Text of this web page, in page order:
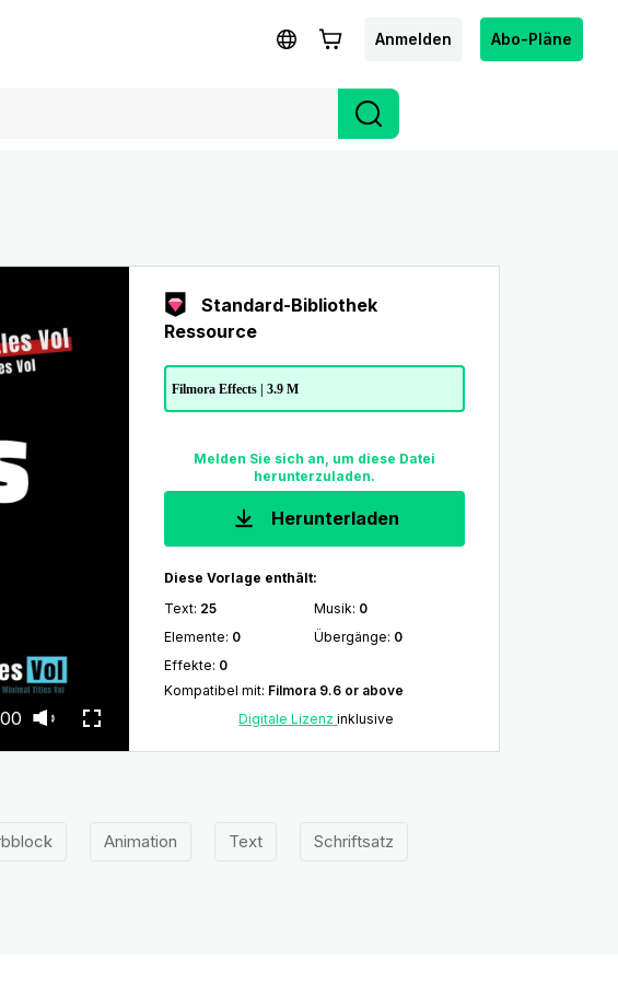
Anmelden Abo-Pläne
Standard-Bibliothek
Ressource
Filmora Effects | 3.9 M
Melden Sie sich an, um diese Datei
herunterzuladen.
Herunterladen
Diese Vorlage enthält:
Text: 25 Musik: 0
Elemente: 0 Übergänge: 0
Effekte: 0
Kompatibel mit: Filmora 9.6 or above
Digitale Lizenzinklusive
Animation Text Schriftsatz